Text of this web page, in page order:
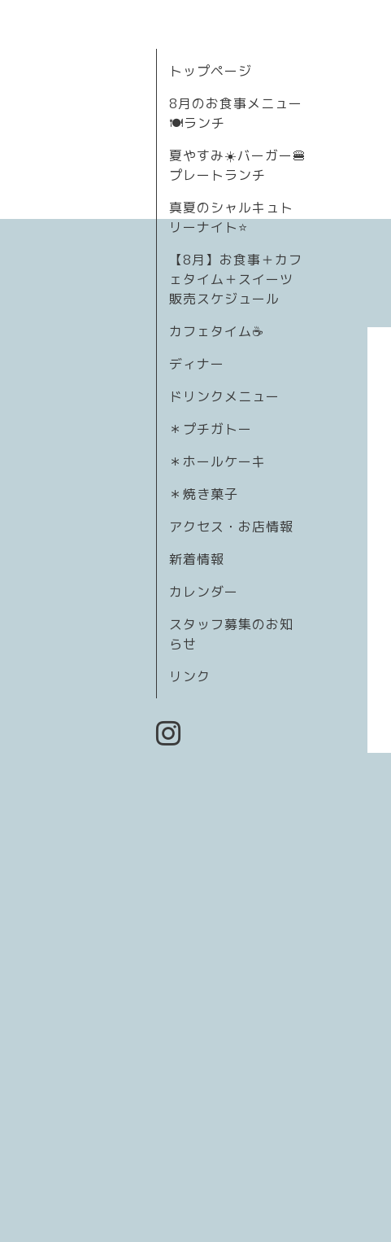
トップページ
8月のお食事メニュー
🍽ランチ
夏やすみ☀️バーガー🍔
プレートランチ
真夏のシャルキュト
リーナイト⭐
【8月】お食事＋カフ
ェタイム＋スイーツ
販売スケジュール
カフェタイム☕️
ディナー
ドリンクメニュー
＊プチガトー
＊ホールケーキ
＊焼き菓子
アクセス・お店情報
新着情報
カレンダー
スタッフ募集のお知
らせ
リンク